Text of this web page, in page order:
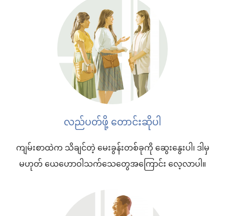
လည်ပတ်ဖို့ တောင်းဆိုပါ
ကျမ်းစာထဲက သိချင်တဲ့ မေးခွန်းတစ်ခုကို ဆွေးနွေးပါ၊ ဒါမှ
မဟုတ် ယေဟောဝါသက်သေတွေအကြောင်း လေ့လာပါ။